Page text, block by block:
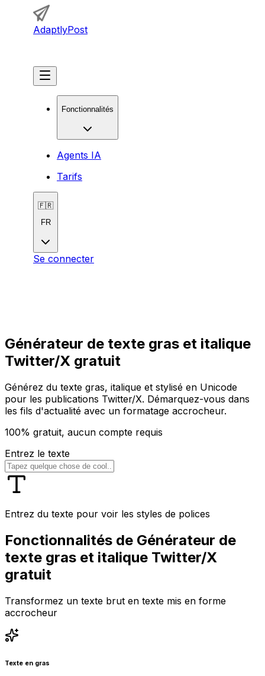
AdaptlyPost
Fonctionnalités
Agents IA
Tarifs
🇫🇷
FR
Se connecter
Générateur de texte gras et italique
Twitter/X gratuit
Générez du texte gras, italique et stylisé en Unicode
pour les publications Twitter/X. Démarquez-vous dans
les fils d'actualité avec un formatage accrocheur.
100% gratuit, aucun compte requis
Entrez le texte
Entrez du texte pour voir les styles de polices
Fonctionnalités de Générateur de
texte gras et italique Twitter/X
gratuit
Transformez un texte brut en texte mis en forme
accrocheur
Texte en gras